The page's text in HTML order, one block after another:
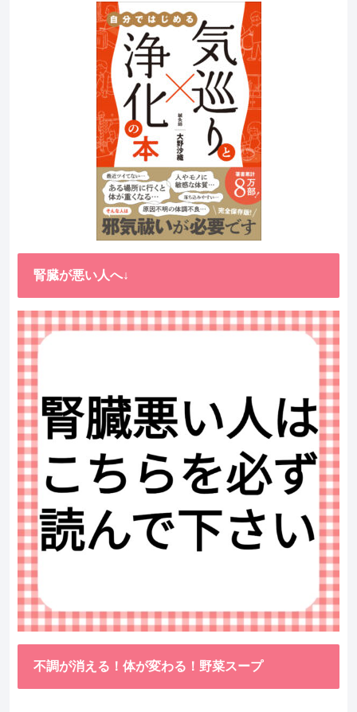
腎臓が悪い人へ↓
不調が消える！体が変わる！野菜スープ